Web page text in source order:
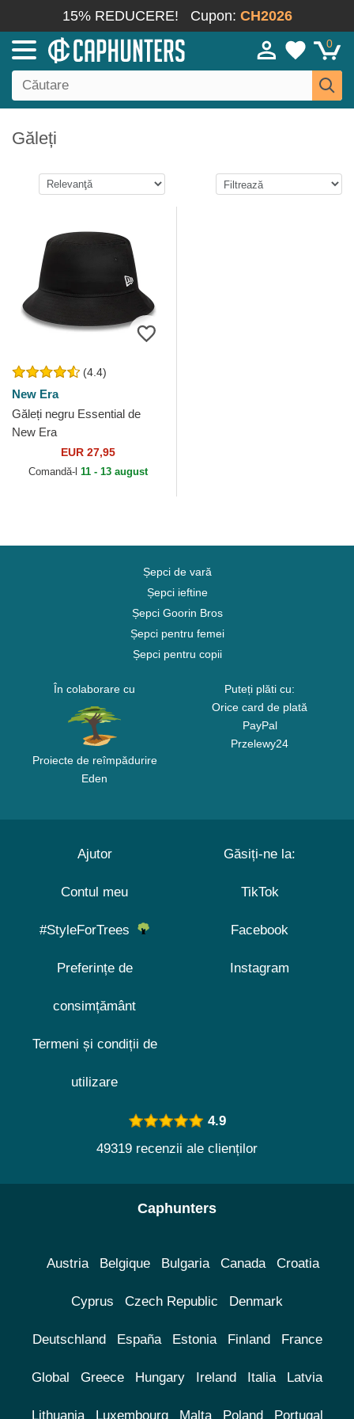
15% REDUCERE! Cupon: CH2026
0
Găleți
(4.4)
New Era
Găleți negru Essential de
New Era
EUR 27,95
Comandă-l 11 - 13 august
Șepci de vară
Șepci ieftine
Șepci Goorin Bros
Șepci pentru femei
Șepci pentru copii
În colaborare cu
Proiecte de reîmpădurire
Eden
Puteți plăti cu:
Orice card de plată
PayPal
Przelewy24
Ajutor
Contul meu
#StyleForTrees
Preferințe de
consimțământ
Termeni și condiții de
utilizare
Găsiți-ne la:
TikTok
Facebook
Instagram
4.9
49319 recenzii ale clienților
Caphunters
Austria Belgique Bulgaria Canada Croatia
Cyprus Czech Republic Denmark
Deutschland España Estonia Finland France
Global Greece Hungary Ireland Italia Latvia
Lithuania Luxembourg Malta Poland Portugal